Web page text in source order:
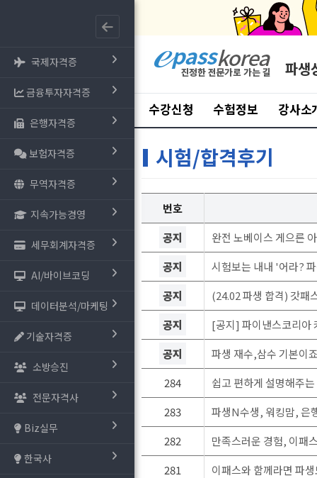
국제자격증
금융투자자격증
은행자격증
보험자격증
무역자격증
지속가능경영
세무회계자격증
AI/바이브코딩
데이터분석/마케팅
기술자격증
소방승진
전문자격사
Biz실무
한국사
파생
수강신청 수험정보 강사소
시험/합격후기
번호
공지
완전 노베이스 게으른
공지
시험보는 내내 '어라?
공지
(24.02 파생 합격) 갓패
공지
[공지] 파이낸스코리아
공지
파생 재수,삼수 기본이
284
쉽고 편하게 설명해주
283
파생N수생, 워킹맘, 은
282
만족스러운 경험, 이패
281
이패스와 함께라면 파